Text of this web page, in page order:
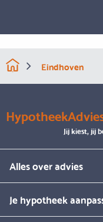
Eindhoven
Jij kiest, jij
Alles over advies
Je hypotheek